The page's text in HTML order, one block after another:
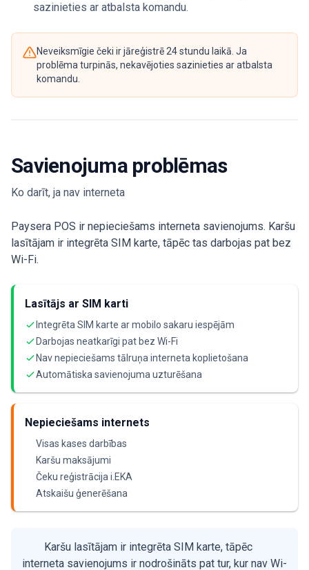
sazinieties ar atbalsta komandu.
Neveiksmīgie čeki ir jāreģistrē 24 stundu laikā. Ja
problēma turpinās, nekavējoties sazinieties ar atbalsta
komandu.
Savienojuma problēmas
Ko darīt, ja nav interneta
Paysera POS ir nepieciešams interneta savienojums. Karšu
lasītājam ir integrēta SIM karte, tāpēc tas darbojas pat bez
Wi-Fi.
Lasītājs ar SIM karti
Integrēta SIM karte ar mobilo sakaru iespējām
Darbojas neatkarīgi pat bez Wi-Fi
Nav nepieciešams tālruņa interneta koplietošana
Automātiska savienojuma uzturēšana
Nepieciešams internets
Visas kases darbības
Karšu maksājumi
Čeku reģistrācija i.EKA
Atskaišu ģenerēšana
Karšu lasītājam ir integrēta SIM karte, tāpēc
interneta savienojums ir nodrošināts pat tur, kur nav Wi-